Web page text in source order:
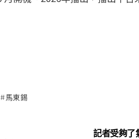
馬東錫
記者受夠了